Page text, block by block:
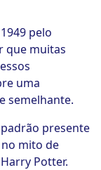
pelo
que muitas
uma
semelhante.
presente
mito de
Potter.